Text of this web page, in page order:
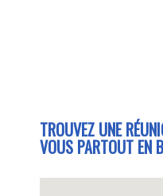
TROUVEZ UNE
VOUS PARTOUT EN